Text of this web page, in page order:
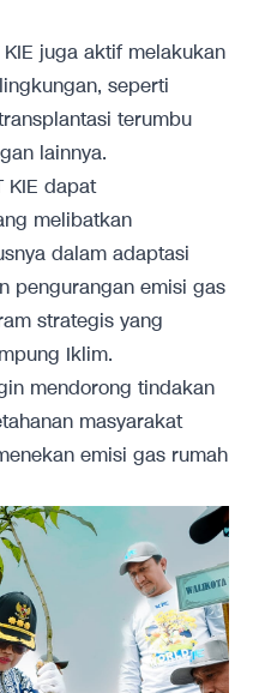
juga aktif melakukan
seperti
terumbu
lainnya.
KIE dapat
melibatkan
dalam adaptasi
pengurangan emisi gas
strategis yang
Iklim.
mendorong tindakan
masyarakat
emisi gas rumah